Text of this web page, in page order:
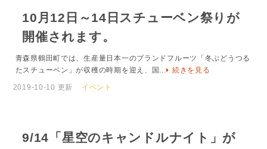
10月12日～14日スチューベン祭りが
開催されます。
青森県鶴田町では、生産量日本一のブランドフルーツ「冬ぶどうつる
たスチューベン」が収穫の時期を迎え、国...
続きを見る
2019-10-10 更新 イベント
9/14「星空のキャンドルナイト」が